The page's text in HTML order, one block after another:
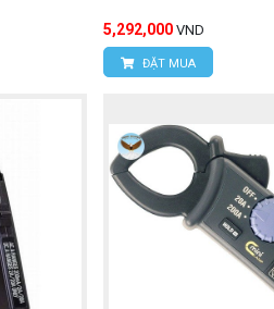
5,292,000 VND
ĐẶT MUA